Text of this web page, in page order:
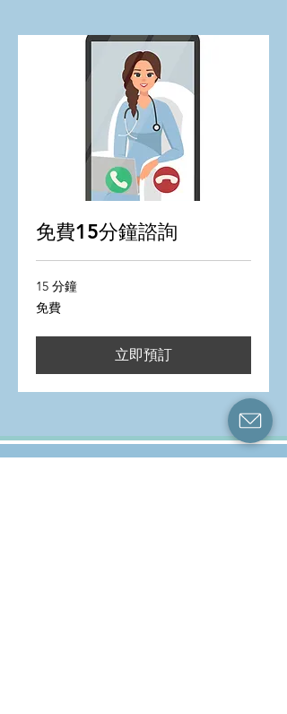
免費15分鐘諮詢
15 分鐘
免
費
免費
立即預訂